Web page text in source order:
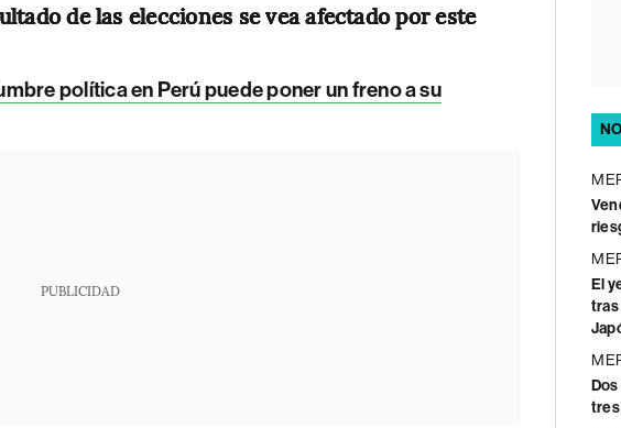
de las elecciones se vea afectado por este
política en Perú puede poner un freno a su
PUBLICIDAD
El
tras
tres